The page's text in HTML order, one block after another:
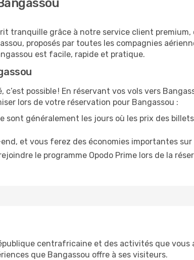
tranquille grâce à notre service client
proposés par toutes les compagnies
est facile, rapide et pratique.
possible ! En réservant vos vols vers
lors de votre réservation pour Bangassou :
sont généralement les jours où les prix des
et vous ferez des économies importantes
le programme Opodo Prime lors de la
centrafricaine et des activités que vous
que Bangassou offre à ses visiteurs.